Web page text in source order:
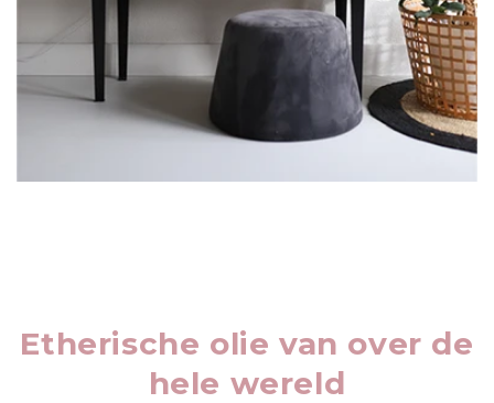
Etherische olie van over de
hele wereld